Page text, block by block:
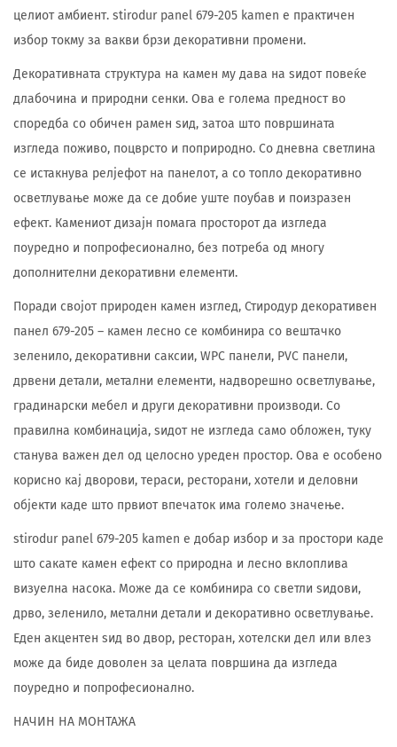
целиот амбиент. stirodur panel 679-205 kamen е практичен
избор токму за вакви брзи декоративни промени.
Декоративната структура на камен му дава на ѕидот повеќе
длабочина и природни сенки. Ова е голема предност во
споредба со обичен рамен ѕид, затоа што површината
изгледа поживо, поцврсто и поприродно. Со дневна светлина
се истакнува релјефот на панелот, а со топло декоративно
осветлување може да се добие уште поубав и поизразен
ефект. Камениот дизајн помага просторот да изгледа
поуредно и попрофесионално, без потреба од многу
дополнителни декоративни елементи.
Поради својот природен камен изглед, Стиродур декоративен
панел 679-205 – камен лесно се комбинира со вештачко
зеленило, декоративни саксии, WPC панели, PVC панели,
дрвени детали, метални елементи, надворешно осветлување,
градинарски мебел и други декоративни производи. Со
правилна комбинација, ѕидот не изгледа само обложен, туку
станува важен дел од целосно уреден простор. Ова е особено
корисно кај дворови, тераси, ресторани, хотели и деловни
објекти каде што првиот впечаток има големо значење.
stirodur panel 679-205 kamen е добар избор и за простори каде
што сакате камен ефект со природна и лесно вклоплива
визуелна насока. Може да се комбинира со светли ѕидови,
дрво, зеленило, метални детали и декоративно осветлување.
Еден акцентен ѕид во двор, ресторан, хотелски дел или влез
може да биде доволен за целата површина да изгледа
поуредно и попрофесионално.
НАЧИН НА МОНТАЖА